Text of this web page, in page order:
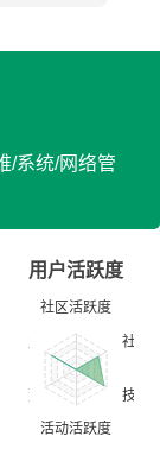
/系统/网络管
用户活跃度